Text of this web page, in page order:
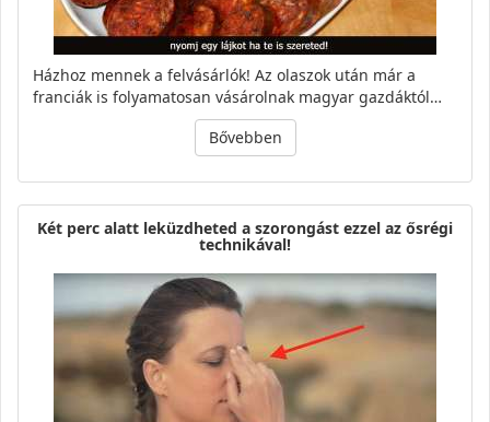
Házhoz mennek a felvásárlók! Az olaszok után már a
franciák is folyamatosan vásárolnak magyar gazdáktól…
Bővebben
Két perc alatt leküzdheted a szorongást ezzel az ősrégi
technikával!